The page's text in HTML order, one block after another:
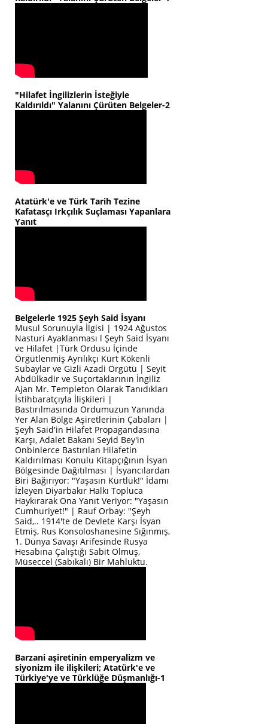
"Hilafet İngilizlerin İsteğiyle
Kaldırıldı" Yalanını Çürüten Belgeler-2
Atatürk'e ve Türk Tarih Tezine
Kafatasçı Irkçılık Suçlaması Yapanlara
Yanıt
Belgelerle 1925 Şeyh Said İsyanı
Musul Sorunuyla İlgisi | 1924 Ağustos
Nasturi Ayaklanması l Şeyh Said İsyanı
ve Hilafet |Türk Ordusu İçinde
Örgütlenmiş Ayrılıkçı Kürt Kökenli
Subaylar ve Gizli Azadi Örgütü | Seyit
Abdülkadir ve Suçortaklarının İngiliz
Ajan Mr. Templeton Olarak Tanıdıkları
İstihbaratçıyla İlişkileri |
Bastırılmasında Ordumuzun Yanında
Yer Alan Bölge Aşiretlerinin Çabaları |
Şeyh Said'in Hilafet Propagandasına
Karşı, Adalet Bakanı Seyid Bey'in
Onbinlerce Bastırılan Hilafetin
Kaldırılması Konulu Kitapçığının İsyan
Bölgesinde Dağıtılması | İsyancılardan
Biri Bağırıyor: "Yaşasın Kürtlük!" İdamı
İzleyen Diyarbakır Halkı Topluca
Haykırarak Ona Yanıt Veriyor: "Yaşasın
Cumhuriyet!" | Rauf Orbay: "Şeyh
Said,.. 1914'te de Devlete Karşı İsyan
Etmiş, Rus Konsoloshanesine Sığınmış,
1. Dünya Savaşı Arifesinde Rusya
Hesabına Çalıştığı Sabit Olmuş,
Müseccel (Sabıkalı) Bir Mahluktu.
Barzani aşiretinin emperyalizm ve
siyonizm ile ilişkileri; Atatürk'e ve
Türkiye'ye ve Türklüğe Düşmanlığı-1